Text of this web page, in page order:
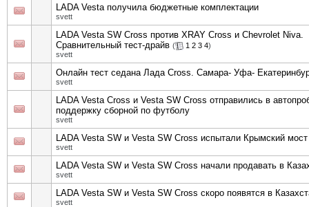
LADA Vesta получила бюджетные комплектации
svett
LADA Vesta SW Cross против XRAY Cross и Chevrolet Niva.
Сравнительный тест-драйв ( 1 2 3 4)
svett
Онлайн тест седана Лада Cross. Самара- Уфа-
svett
LADA Vesta Cross и Vesta SW Cross отправились в
поддержку сборной по футболу
svett
LADA Vesta SW и Vesta SW Cross испытали Крымский мост
svett
LADA Vesta SW и Vesta SW Cross начали продавать в
svett
LADA Vesta SW и Vesta SW Cross скоро появятся в
svett